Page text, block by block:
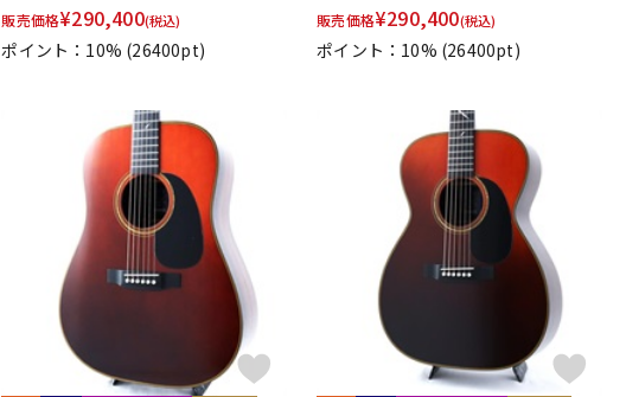
販売価格¥290,400(税込)
ポイント：10% (26400pt)
販売価格¥290,400(税込)
ポイント：10% (26400pt)